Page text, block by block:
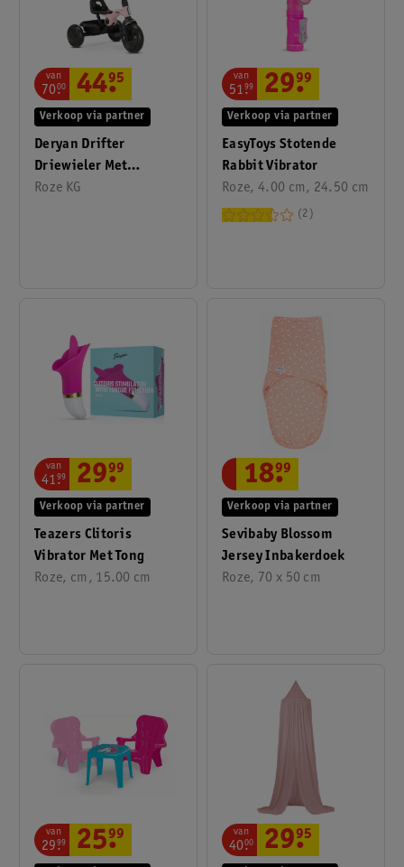
Deryan Drifter
Driewieler Met
Duwstang
Roze KG
Verkoop via partner
van
70.
00 44.
95
EasyToys Stotende
Rabbit Vibrator
Roze, 4.00 cm, 24.50 cm
Verkoop via partner
van
51.
99 29.
99
2
Teazers Clitoris
Vibrator Met Tong
Roze, cm, 15.00 cm
Verkoop via partner
van
41.
99 29.
99
Sevibaby Blossom
Jersey Inbakerdoek
Roze, 70 x 50 cm
Verkoop via partner
18.
99
van
29.
99 25.
99 van
40.
00 29.
95